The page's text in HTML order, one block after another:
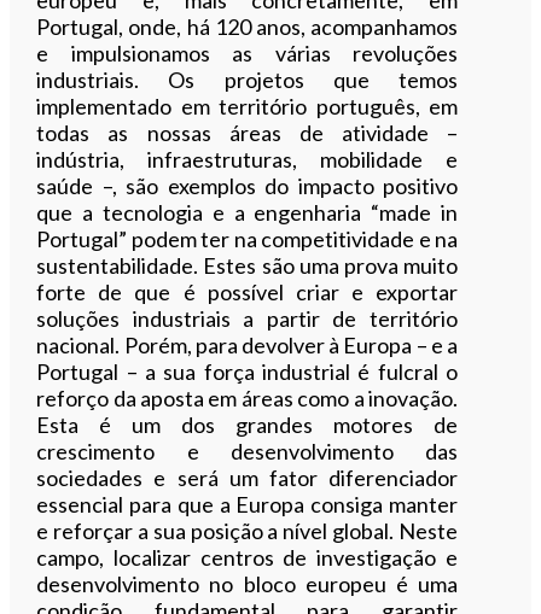
Portugal, onde, há 120 anos, acompanhamos
e impulsionamos as várias revoluções
industriais. Os projetos que temos
implementado em território português, em
todas as nossas áreas de atividade –
indústria, infraestruturas, mobilidade e
saúde –, são exemplos do impacto positivo
que a tecnologia e a engenharia “made in
Portugal” podem ter na competitividade e na
sustentabilidade. Estes são uma prova muito
forte de que é possível criar e exportar
soluções industriais a partir de território
nacional. Porém, para devolver à Europa – e a
Portugal – a sua força industrial é fulcral o
reforço da aposta em áreas como a inovação.
Esta é um dos grandes motores de
crescimento e desenvolvimento das
sociedades e será um fator diferenciador
essencial para que a Europa consiga manter
e reforçar a sua posição a nível global. Neste
campo, localizar centros de investigação e
desenvolvimento no bloco europeu é uma